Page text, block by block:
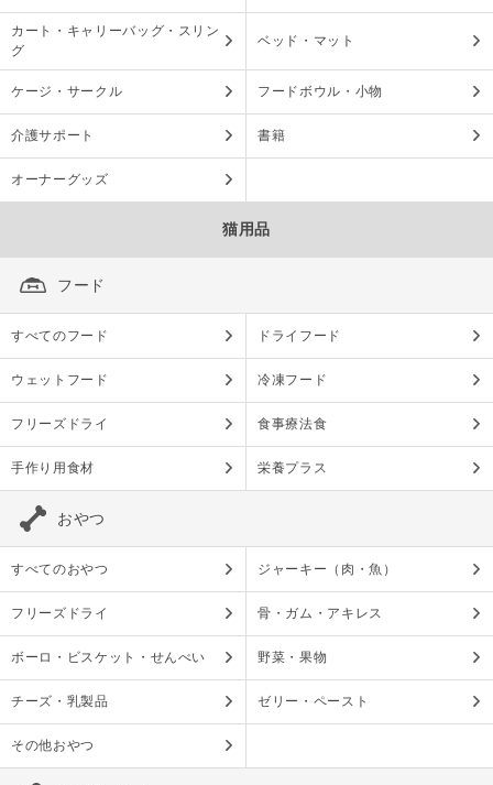
カート・キャリーバッグ・スリン
グ
ベッド・マット
ケージ・サークル フードボウル・小物
介護サポート 書籍
オーナーグッズ
猫用品
フード
すべてのフード ドライフード
ウェットフード 冷凍フード
フリーズドライ 食事療法食
手作り用食材 栄養プラス
おやつ
すべてのおやつ ジャーキー（肉・魚）
フリーズドライ 骨・ガム・アキレス
ボーロ・ビスケット・せんべい 野菜・果物
チーズ・乳製品 ゼリー・ペースト
その他おやつ